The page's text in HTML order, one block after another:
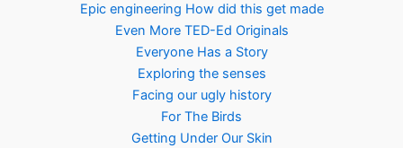
Epic engineering How did this get made
Even More TED-Ed Originals
Everyone Has a Story
Exploring the senses
Facing our ugly history
For The Birds
Getting Under Our Skin